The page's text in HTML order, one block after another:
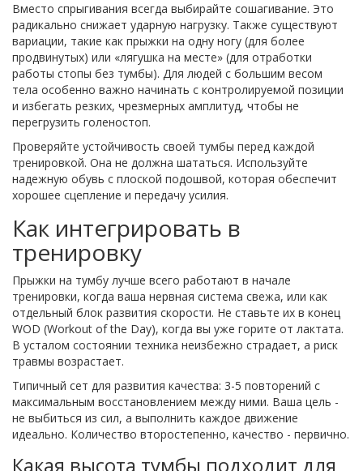
Вместо спрыгивания всегда выбирайте сошагивание. Это
радикально снижает ударную нагрузку. Также существуют
вариации, такие как прыжки на одну ногу (для более
продвинутых) или «лягушка на месте» (для отработки
работы стопы без тумбы). Для людей с большим весом
тела особенно важно начинать с контролируемой позиции
и избегать резких, чрезмерных амплитуд, чтобы не
перегрузить голеностоп.
Проверяйте устойчивость своей тумбы перед каждой
тренировкой. Она не должна шататься. Используйте
надежную обувь с плоской подошвой, которая обеспечит
хорошее сцепление и передачу усилия.
Как интегрировать в
тренировку
Прыжки на тумбу лучше всего работают в начале
тренировки, когда ваша нервная система свежа, или как
отдельный блок развития скорости. Не ставьте их в конец
WOD (Workout of the Day), когда вы уже горите от лактата.
В усталом состоянии техника неизбежно страдает, а риск
травмы возрастает.
Типичный сет для развития качества: 3-5 повторений с
максимальным восстановлением между ними. Ваша цель -
не выбиться из сил, а выполнить каждое движение
идеально. Количество второстепенно, качество - первично.
Какая высота тумбы подходит для